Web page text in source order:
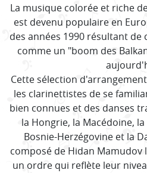
La musique colorée et riche
est devenu populaire en
des années 1990 résultant
comme un "boom des
Cette sélection
les clarinettistes de se
bien connues et des danses
la Hongrie, la Macédoine,
Bosnie-Herzégovine et la
composé de Hidan Mamudov
un ordre qui reflète leur